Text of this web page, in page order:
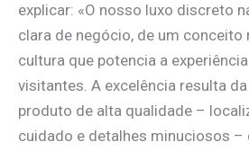
explicar: «O nosso luxo discreto
clara de negócio, de um
cultura que potencia a
visitantes. A excelência resulta
produto de alta qualidade –
cuidado e detalhes minuciosos –